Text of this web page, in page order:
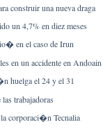
construir una nueva draga
un 4,7% en diez meses
en el caso de Irun
en un accidente en Andoain
huelga el 24 y el 31
trabajadoras
corporaci�n Tecnalia